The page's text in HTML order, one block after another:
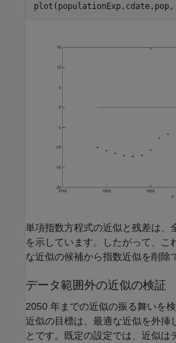
plot(populationExp,cdate,pop,
単項指数方程式の近似と残差は、
を示しています。したがって、こ
な近似の候補から指数近似を削除
データ範囲外の近似の検証
2050 年までの近似の振る舞いを
近似の目標は、最適な近似を外挿
とです。既定の設定では、近似は